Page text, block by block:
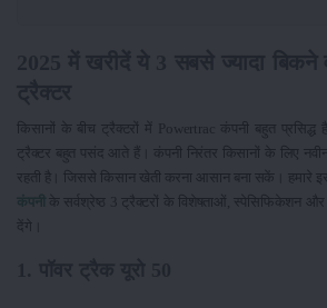
किसानों के बीच ट्रैक्टरों में Powertrac कंपनी बहुत
ट्रैक्टर बहुत पसंद आते हैं। कंपनी निरंतर किसानों के लिए
रहती है। जिससे किसान खेती करना आसान बना सकें।
कंपनी के सर्वश्रेष्ठ 3 ट्रैक्टरों के विशेषताओं, स्पेसिफिकेशन और
देंगे।